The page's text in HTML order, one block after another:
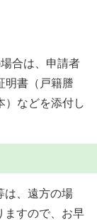
合は、申請者
明書（戸籍謄
）などを添付し
は、遠方の場
ますので、お早